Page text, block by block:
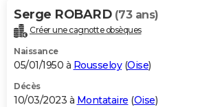
Serge ROBARD (73 ans)
Créer une cagnotte obsèques
Naissance
05/01/1950 à Rousseloy(Oise)
Décès
10/03/2023 à Montataire (Oise)